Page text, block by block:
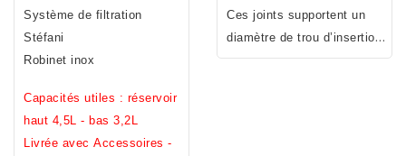
terre cuite : extérieur brut -
intérieur émaillé.
Fabrication Française
Système de filtration
Stéfani
Robinet inox
Capacités utiles : réservoir
haut 4,5L - bas 3,2L
Livrée avec Accessoires -
filtrantes Stefani permettent
d’adapter votre cartouche
filtrante dans une fontaine
Ces joints supportent un
diamètre de trou d’insertion
de la cartouche entre 11 et